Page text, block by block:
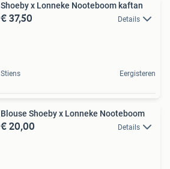
Shoeby x Lonneke Nooteboom kaftan
€ 37,50 Details
Stiens Eergisteren
Blouse Shoeby x Lonneke Nooteboom
€ 20,00 Details